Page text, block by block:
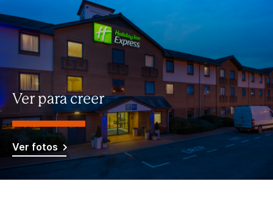
Ver para creer
Ver fotos